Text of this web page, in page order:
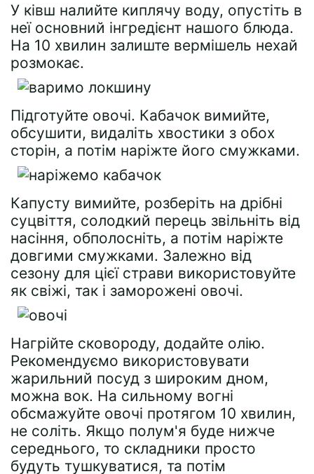
У ківш налийте киплячу воду, опустіть в
неї основний інгредієнт нашого блюда.
На 10 хвилин залиште вермішель нехай
розмокає.
Підготуйте овочі. Кабачок вимийте,
обсушити, видаліть хвостики з обох
сторін, а потім наріжте його смужками.
Капусту вимийте, розберіть на дрібні
суцвіття, солодкий перець звільніть від
насіння, обполосніть, а потім наріжте
довгими смужками. Залежно від
сезону для цієї страви використовуйте
як свіжі, так і заморожені овочі.
Нагрійте сковороду, додайте олію.
Рекомендуємо використовувати
жарильний посуд з широким дном,
можна вок. На сильному вогні
обсмажуйте овочі протягом 10 хвилин,
не соліть. Якщо полум'я буде нижче
середнього, то складники просто
будуть тушкуватися, та потім